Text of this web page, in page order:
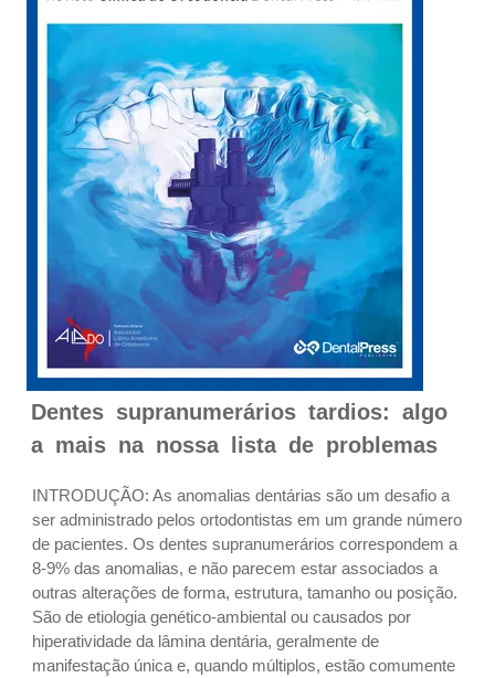
Dentes supranumerários tardios: algo
a mais na nossa lista de problemas
INTRODUÇÃO: As anomalias dentárias são um desafio a
ser administrado pelos ortodontistas em um grande número
de pacientes. Os dentes supranumerários correspondem a
8-9% das anomalias, e não parecem estar associados a
outras alterações de forma, estrutura, tamanho ou posição.
São de etiologia genético-ambiental ou causados por
hiperatividade da lâmina dentária, geralmente de
manifestação única e, quando múltiplos, estão comumente